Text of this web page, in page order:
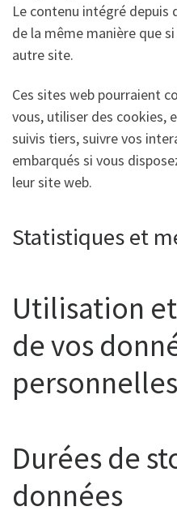
Le contenu intégré depuis
de la même manière que
autre site.
Ces sites web pourraient
vous, utiliser des cookies,
suivis tiers, suivre vos
embarqués si vous
leur site web.
Statistiques et
Utilisation
de vos
personnelles
Durées de
données